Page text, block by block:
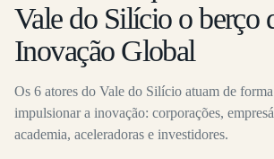
Vale do Silício o berço
Inovação Global
Os 6 atores do Vale do Silício atuam de
impulsionar a inovação: corporações,
academia, aceleradoras e investidores.